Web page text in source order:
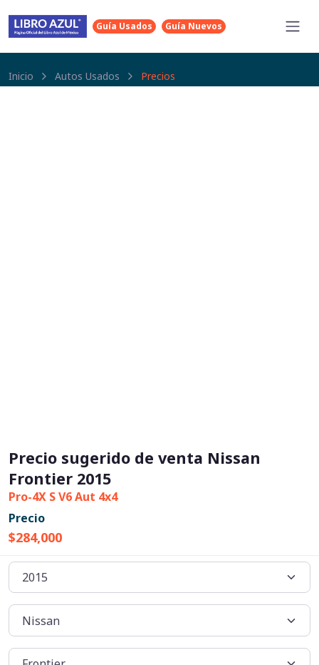
Guía Usados Guía Nuevos
Inicio Autos Usados Precios
Precio sugerido de venta Nissan
Frontier 2015
Pro-4X S V6 Aut 4x4
Precio
$284,000